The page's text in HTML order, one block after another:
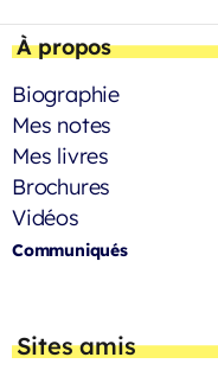
À propos
Biographie
Mes notes
Mes livres
Brochures
Vidéos
Communiqués
Sites amis